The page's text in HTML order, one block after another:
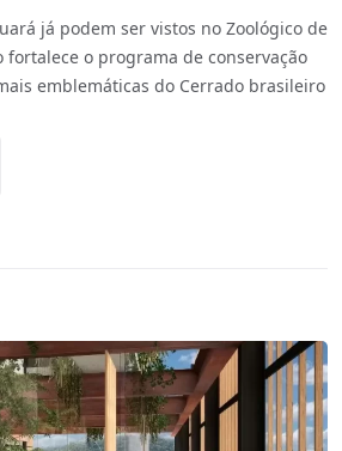
já podem ser vistos no Zoológico de
fortalece o programa de conservação
emblemáticas do Cerrado brasileiro